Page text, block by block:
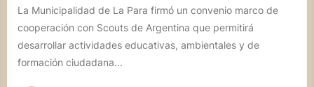
La Municipalidad de La Para firmó un convenio marco de
cooperación con Scouts de Argentina que permitirá
desarrollar actividades educativas, ambientales y de
formación ciudadana...